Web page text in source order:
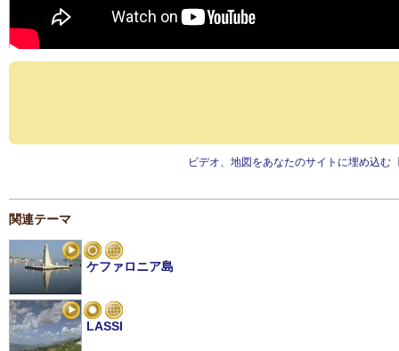
ビデオ、地図をあなたのサイトに埋め込む
関連テーマ
ケファロニア島
LASSI